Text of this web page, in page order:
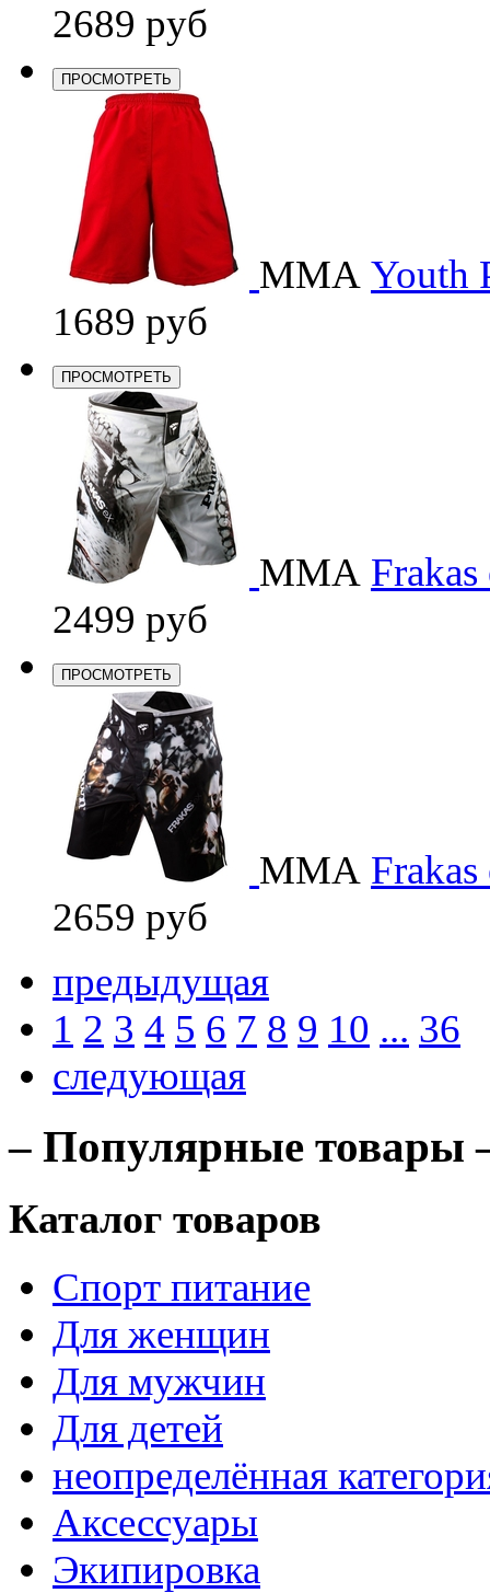
2689 руб
ПРОСМОТРЕТЬ
ММА Youth
1689 руб
ПРОСМОТРЕТЬ
ММА
2499 руб
ПРОСМОТРЕТЬ
ММА
2659 руб
предыдущая
1 2 3 4 5 6 7 8 9 10 ... 36
следующая
– Популярные товары
Каталог товаров
Спорт питание
Для женщин
Для мужчин
Для детей
неопределённая
Аксессуары
Экипировка